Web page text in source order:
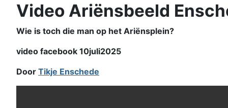
Video Ariënsbeeld
Wie is toch die man op het Ariënsplein?
video facebook 10juli2025
Door Tikje Enschede